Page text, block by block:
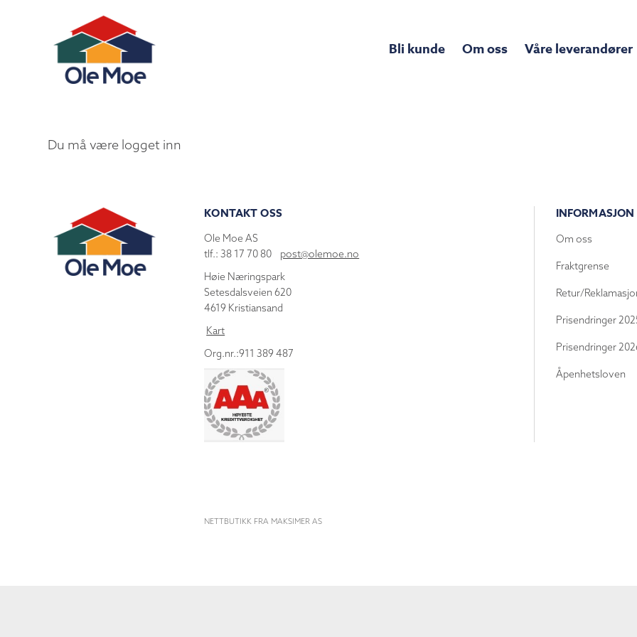
Bli kunde Om oss Våre leverandører
Du må være logget inn
KONTAKT OSS
Ole Moe AS
tlf.: 38 17 70 80 post@olemoe.no
Høie Næringspark
Setesdalsveien 620
4619 Kristiansand
Kart
Org.nr.:911 389 487
INFORMASJON
Om oss
Fraktgrense
Retur/
Prisendringer
Prisendringer
Åpenhetsloven
NETTBUTIKK FRA MAKSIMER AS